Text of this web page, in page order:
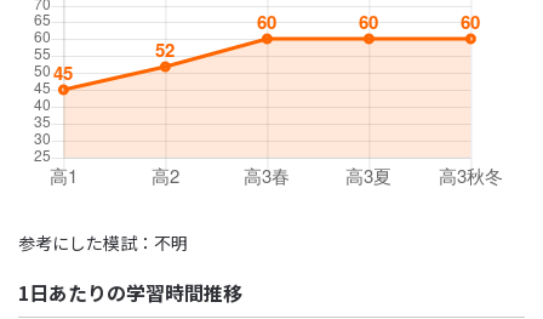
参考にした模試：不明
1日あたりの学習時間推移